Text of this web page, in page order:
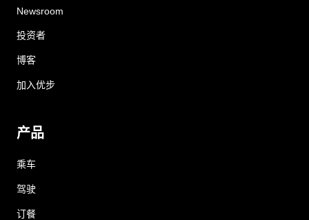
Newsroom
投资者
博客
加入优步
产品
乘车
驾驶
订餐